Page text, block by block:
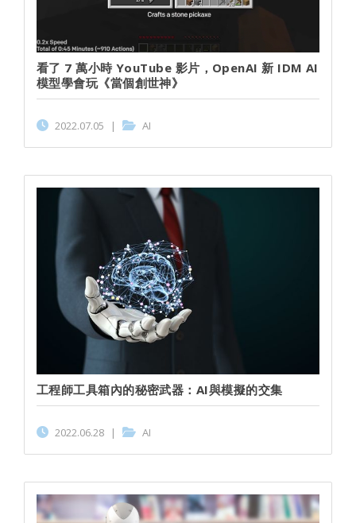
看了 7 萬小時 YouTube 影片，OpenAI 新 IDM AI
模型學會玩《當個創世神》
2022.07.05 | AI
工程師工具箱內的秘密武器：AI與模擬的交集
2022.06.28 | AI